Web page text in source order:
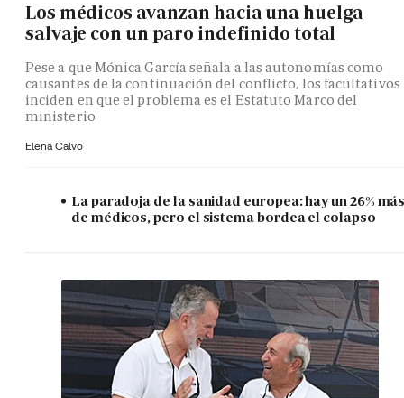
Los médicos avanzan hacia una huelga
salvaje con un paro indefinido total
Pese a que Mónica García señala a las autonomías como
causantes de la continuación del conflicto, los facultativos
inciden en que el problema es el Estatuto Marco del
ministerio
Elena Calvo
La paradoja de la sanidad europea: hay un 26%
de médicos, pero el sistema bordea el colapso